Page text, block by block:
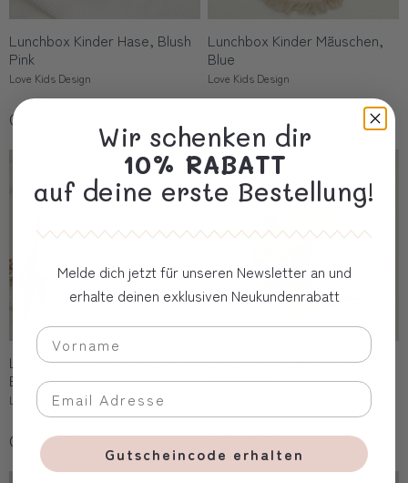
Lunchbox Kinder Hase, Blush
Pink
Love Kids Design
CHF 29.90
Lunchbox Kinder Mäuschen,
Blue
Love Kids Design
Lunchbox Kinder Mäuschen,
Blush Pink
Love Kids Design
CHF 29.90
Lunchbox Kinder Prinzessin,
Blush Pink
CHF 29.90
Wir schenken dir
10% RABATT
auf deine erste Bestellung!
Melde dich jetzt für unseren Newsletter an und
erhalte deinen exklusiven Neukundenrabatt
Gutscheincode erhalten